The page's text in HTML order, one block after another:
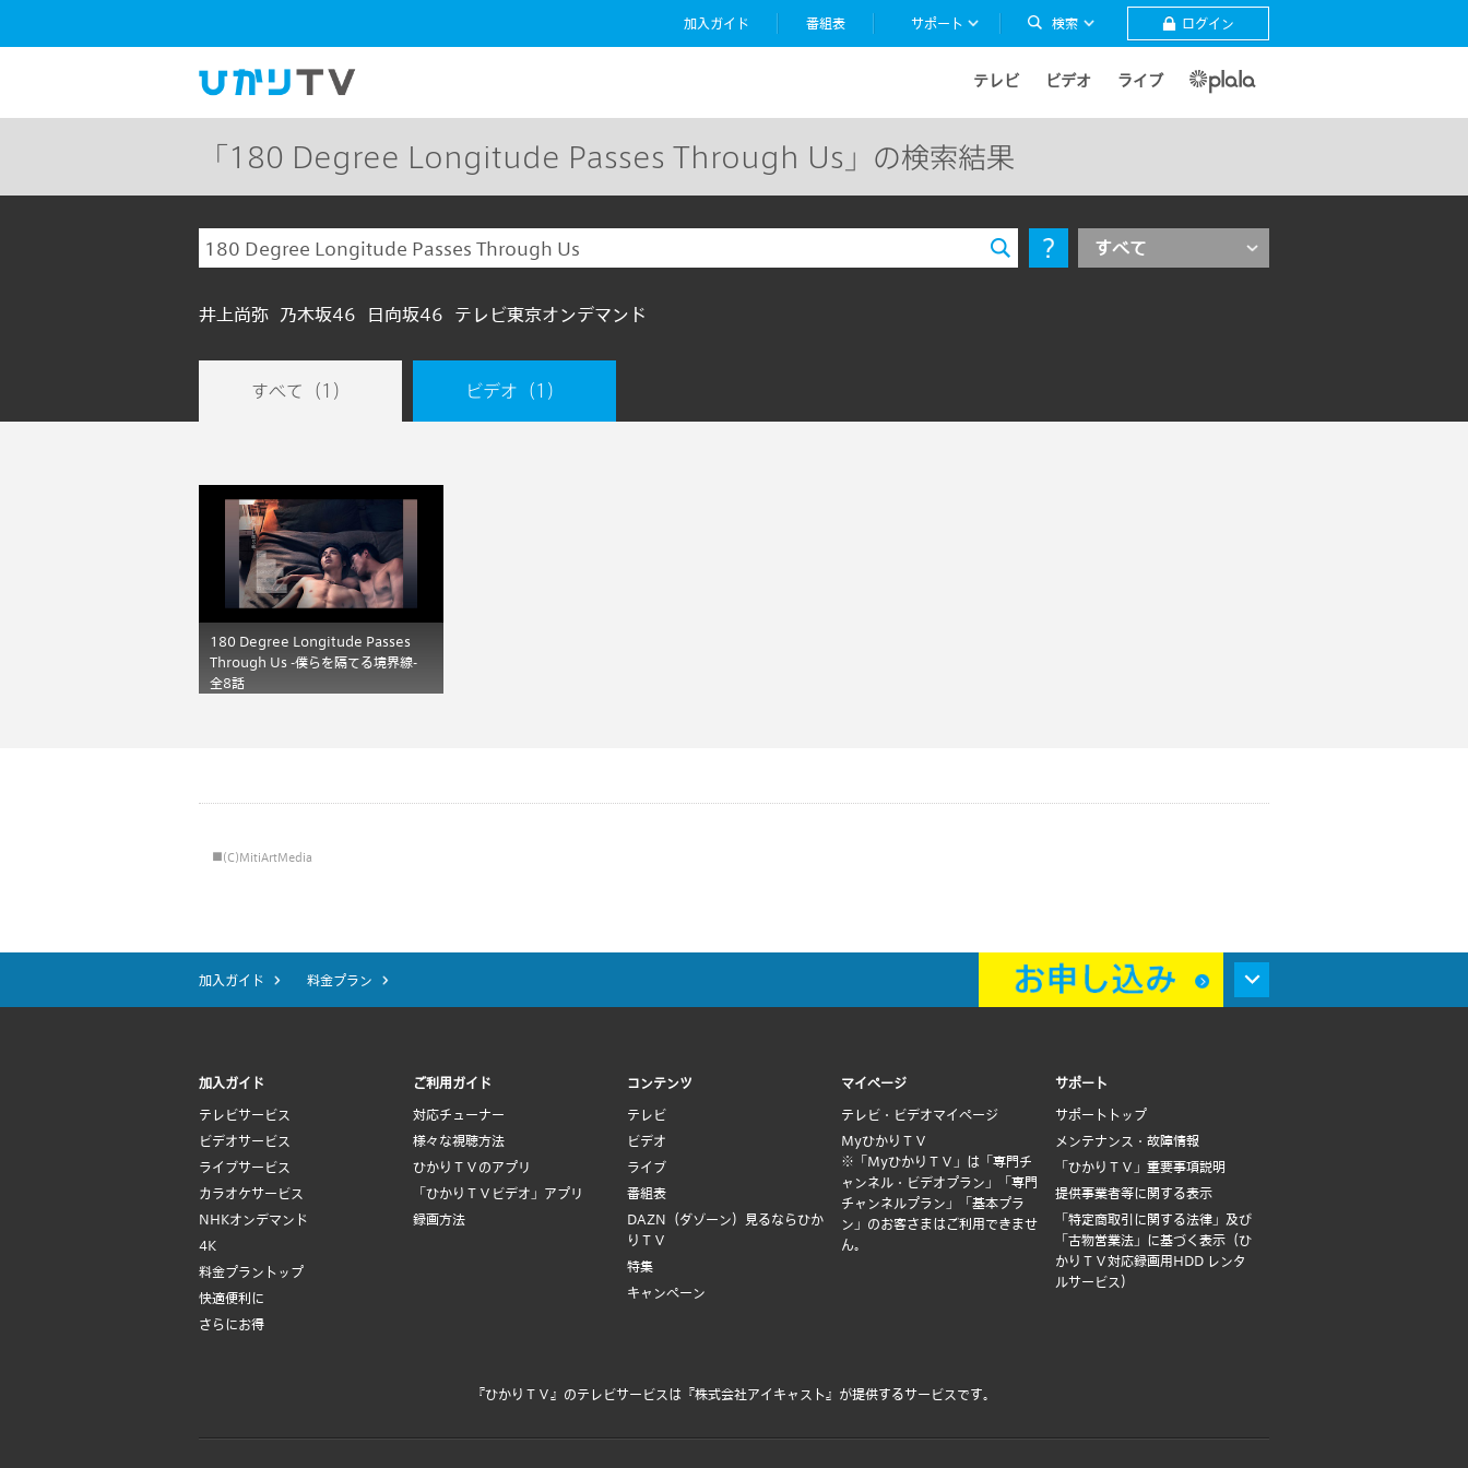
検索
加入ガイド 番組表 サポート ログイン
テレビ ビデオ ライブ
「180 Degree Longitude Passes Through Us」の検索結果
すべて
井上尚弥 乃木坂46 日向坂46 テレビ東京オンデマンド
すべて （1） ビデオ （1）
180 Degree Longitude Passes
Through Us -僕らを隔てる境界線-
全8話
■(C)MitiArtMedia
加入ガイド 料金プラン
加入ガイド
テレビサービス
ビデオサービス
ライブサービス
カラオケサービス
NHKオンデマンド
4K
料金プラントップ
快適便利に
さらにお得
ご利用ガイド
対応チューナー
様々な視聴方法
ひかりＴＶのアプリ
「ひかりＴＶビデオ」アプリ
録画方法
コンテンツ
テレビ
ビデオ
ライブ
番組表
DAZN（ダゾーン）見るならひか
りＴＶ
特集
キャンペーン
マイページ
テレビ・ビデオマイページ
MyひかりＴＶ
※「MyひかりＴＶ」は「専門チ
ャンネル・ビデオプラン」「専門
チャンネルプラン」「基本プラ
ン」のお客さまはご利用できませ
ん。
サポート
サポートトップ
メンテナンス・故障情報
「ひかりＴＶ」重要事項説明
提供事業者等に関する表示
「特定商取引に関する法律」及び
「古物営業法」に基づく表示（ひ
かりＴＶ対応録画用HDD レンタ
ルサービス）
『ひかりＴＶ』のテレビサービスは 『株式会社アイキャスト』 が提供するサービスです。